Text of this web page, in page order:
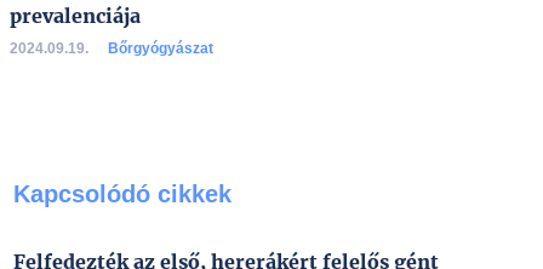
prevalenciája
2024.09.19. Bőrgyógyászat
Kapcsolódó cikkek
Felfedezték az első, hererákért felelős gént